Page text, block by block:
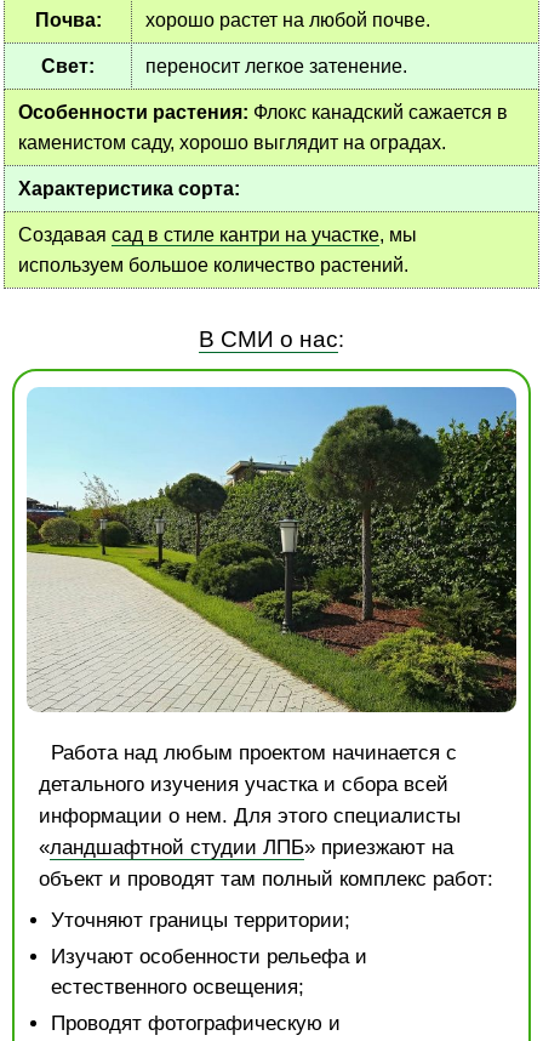
Почва: хорошо растет на любой почве.
Свет: переносит легкое затенение.
Особенности растения: Флокс канадский сажается в
каменистом саду, хорошо выглядит на оградах.
Характеристика сорта:
Создавая сад в стиле кантри на участке, мы
используем большое количество растений.
В СМИ о нас:
Работа над любым проектом начинается с
детального изучения участка и сбора всей
информации о нем. Для этого специалисты
«ландшафтной студии ЛПБ» приезжают на
объект и проводят там полный комплекс работ:
Уточняют границы территории;
Изучают особенности рельефа и
естественного освещения;
Проводят фотографическую и